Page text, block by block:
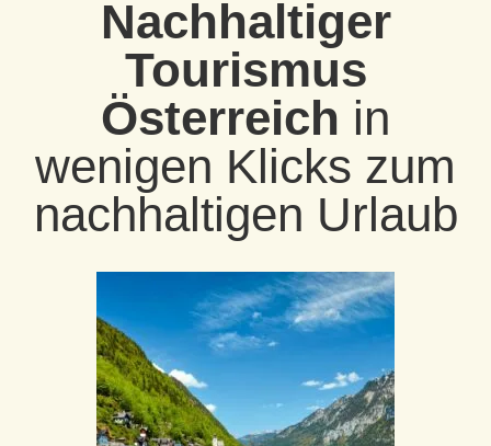
Nachhaltiger
Tourismus
Österreich in
wenigen Klicks zum
nachhaltigen Urlaub